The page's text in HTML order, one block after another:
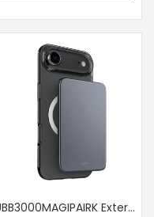
PUBB3000MAGIPAIRK Externa baterija slim